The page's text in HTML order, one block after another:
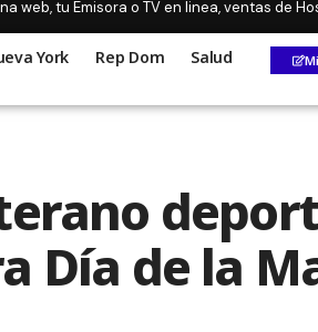
web, tu Emisora o TV en linea, ventas de
York Rep Dom Salud
Día de la